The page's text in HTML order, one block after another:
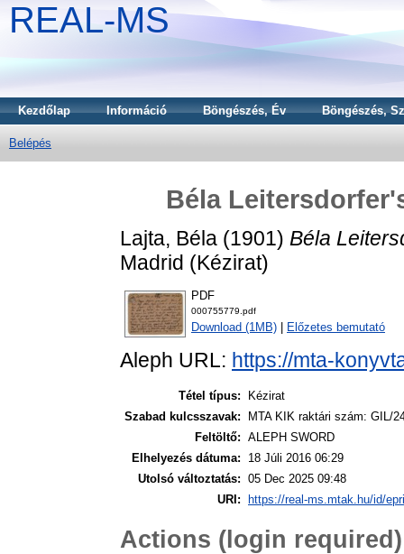
REAL-MS
Kezdőlap Információ Böngészés, Év Böngészés,
Belépés
Béla
Lajta, Béla (1901) Béla
Madrid (Kézirat)
PDF
000755779.pdf
Download (1MB) Előzetes bemutató
Aleph URL: https://mta-
Tétel típus:
Kézirat
Szabad kulcsszavak:
MTA KIK raktári szám: GIL/
Feltöltő: ALEPH SWORD
Elhelyezés dátuma:
18 Júli 2016 06:29
Utolsó változtatás: 05 Dec 2025 09:48
URI:
https://real-ms.mtak.hu/id/
Actions (login required)